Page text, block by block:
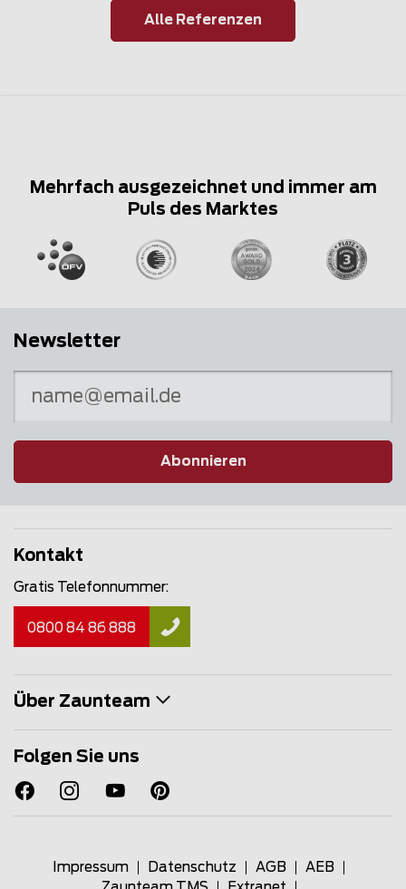
Alle Referenzen
Mehrfach ausgezeichnet und immer am
Puls des Marktes
Newsletter
Abonnieren
Kontakt
Gratis Telefonnummer:
0800 84 86 888
Über Zaunteam
Folgen Sie uns
Impressum Datenschutz AGB
AEB